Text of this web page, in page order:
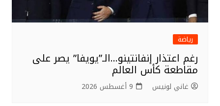
رياضة
رغم اعتذار إنفانتينو…الـ”يويفا” يصر على
مقاطعة كأس العالم
غاني لونيس 9 أغسطس 2026